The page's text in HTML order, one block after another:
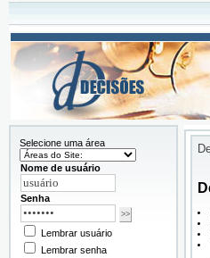
Selecione uma área
Nome de usuário
Senha
Lembrar usuário
Lembrar senha